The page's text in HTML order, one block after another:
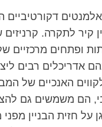
קיר לתקרה.
ופתחים מרכזיים
אדריכלים רבים
האנכיים של
הם משמשים גם
על חזית הבניין